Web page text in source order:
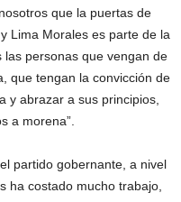
que la puertas de
Lima Morales es parte de la
personas que vengan de
que tengan la convicción de
y abrazar a sus principios,
a morena”.
partido gobernante, a nivel
ha costado mucho trabajo,